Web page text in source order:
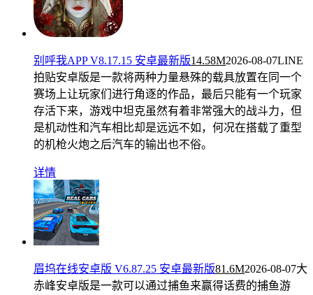
别呼我APP V8.17.15 安卓最新版14.58M2026-08-07LINE
拍贴安卓版是一款将两种力量悬殊的载具放置在同一个
赛场上让玩家们进行角逐的作品，最后只能有一个玩家
存活下来，游戏中坦克虽然有着非常强大的战斗力，但
是机动性和汽车相比却是远远不如，何况在搭载了重型
的机枪火炮之后汽车的输出也不俗。
详情
眉坞在线安卓版 V6.87.25 安卓最新版81.6M2026-08-07大
赤峰安卓版是一款可以通过捕鱼来赢得话费的捕鱼游